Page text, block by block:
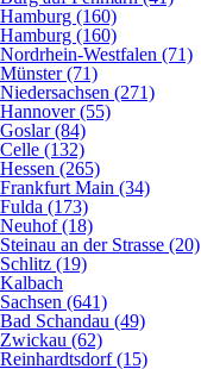
Hamburg (160)
Hamburg (160)
Nordrhein-Westfalen (71)
Münster (71)
Niedersachsen (271)
Hannover (55)
Goslar (84)
Celle (132)
Hessen (265)
Frankfurt Main (34)
Fulda (173)
Neuhof (18)
Steinau an der Strasse (20)
Schlitz (19)
Kalbach
Sachsen (641)
Bad Schandau (49)
Zwickau (62)
Reinhardtsdorf (15)